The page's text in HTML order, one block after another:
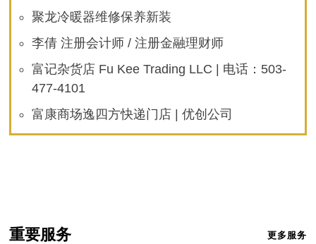
聚龙冷暖器维修保养新装
李倩 注册会计师 / 注册金融理财师
富记杂货店 Fu Kee Trading LLC | 电话：503-
477-4101
富康商场逸四方快递门店 | 优创公司
重要服务 更多服务